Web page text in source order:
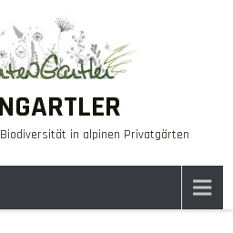
in alpinen Privatgärten